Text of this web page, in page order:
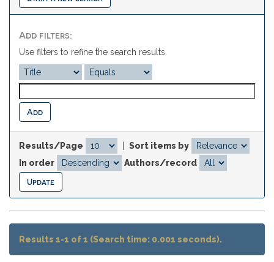
Add filters:
Use filters to refine the search results.
Results/Page
Sort items by
In order
Authors/record
Results 1-1 of 1 (Search time: 0.001 seconds).